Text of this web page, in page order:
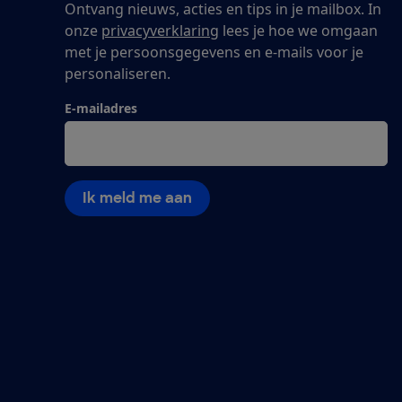
Ontvang nieuws, acties en tips in je mailbox. In
onze privacyverklaring lees je hoe we omgaan
met je persoonsgegevens en e-mails voor je
personaliseren.
E-mailadres
Ik meld me aan